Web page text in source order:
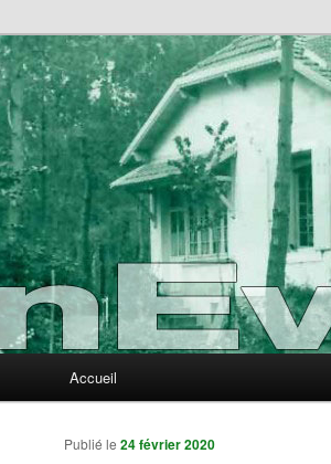
nEvErLaNd
Accueil
Publié le 24 février 2020